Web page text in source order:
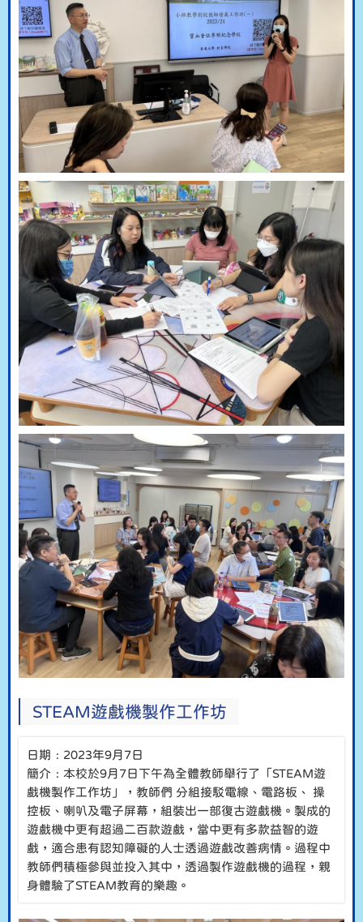
STEAM遊戲機製作工作坊
日期﹕2023年9月7日
簡介﹕本校於9月7日下午為全體教師舉行了「STEAM遊
戲機製作工作坊」，教師們 分組接駁電線、電路板、 操
控板、喇叭及電子屏幕，組裝出一部復古遊戲機。製成的
遊戲機中更有超過二百款遊戲，當中更有多款益智的遊
戲，適合患有認知障礙的人士透過遊戲改善病情。過程中
教師們積極參與並投入其中，透過製作遊戲機的過程，親
身體驗了STEAM教育的樂趣。